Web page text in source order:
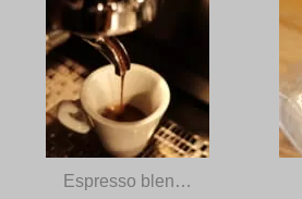
Espresso blen…